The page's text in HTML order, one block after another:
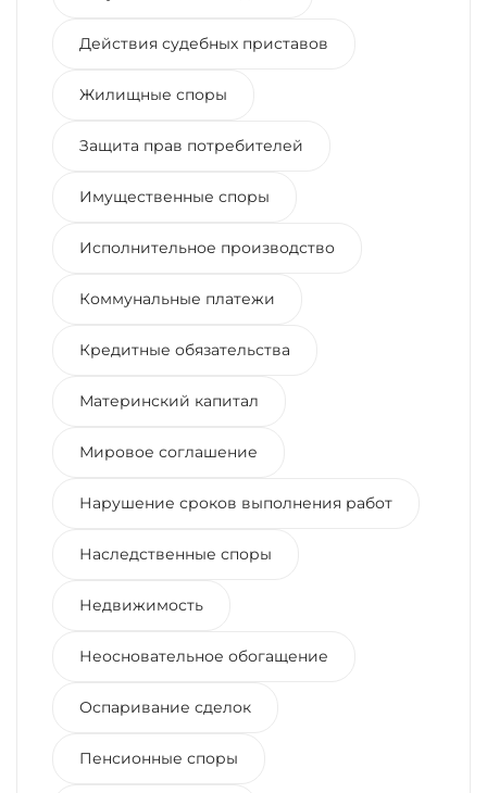
Действия судебных приставов
Жилищные споры
Защита прав потребителей
Имущественные споры
Исполнительное производство
Коммунальные платежи
Кредитные обязательства
Материнский капитал
Мировое соглашение
Нарушение сроков выполнения работ
Наследственные споры
Недвижимость
Неосновательное обогащение
Оспаривание сделок
Пенсионные споры